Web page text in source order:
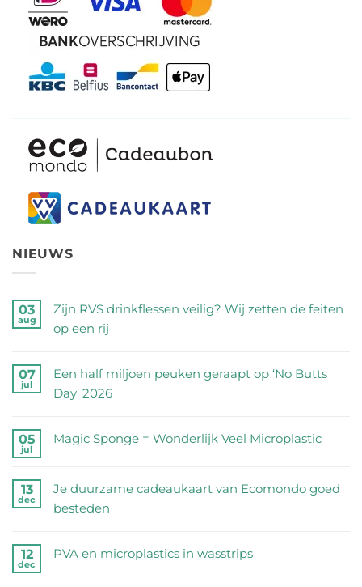
NIEUWS
03
aug
Zijn RVS drinkflessen veilig? Wij zetten de feiten
op een rij
reacties
op
RVS
drinkflessen
Wij
zetten
feiten
07
jul
Een half miljoen peuken geraapt op ‘No Butts
Day’ 2026
reacties
half
miljoen
geraapt
05
jul
Magic Sponge = Wonderlijk Veel Microplastic
reacties
op
=
13
dec
Je duurzame cadeaukaart van Ecomondo goed
besteden
reacties
12
dec
PVA en microplastics in wasstrips